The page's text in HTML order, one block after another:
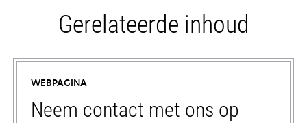
Gerelateerde inhoud
WEBPAGINA
Neem contact met ons op